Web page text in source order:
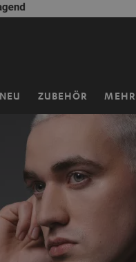
NEU ZUBEHÖR MEHR